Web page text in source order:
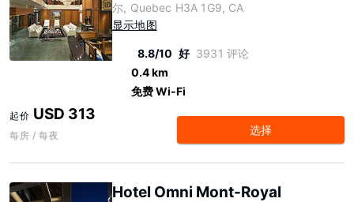
尔, Quebec H3A 1G9, CA
显示地图
8.8/10 好 3931 评论
0.4 km
免费 Wi-Fi
起价 USD 313
每房 / 每夜 选择
Hotel Omni Mont-Royal